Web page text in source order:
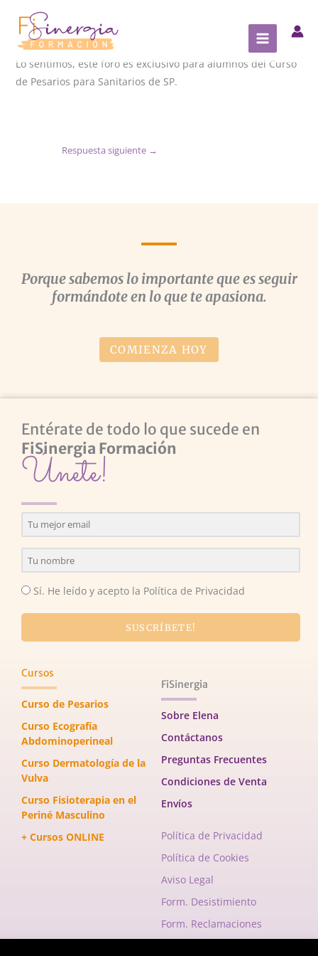
contenido
Lo sentimos, este foro es exclusivo para alumnos del Curso
de Pesarios para Sanitarios de SP.
Respuesta siguiente →
Porque sabemos lo importante que es seguir
formándote en lo que te apasiona.
COMIENZA HOY
Entérate de todo lo que sucede en
FiSinergia Formación
Únete!
Sí. He leído y acepto la Política de Privacidad
SUSCRÍBETE!
Cursos
Curso de Pesarios
Curso Ecografía
Abdominoperineal
Curso Dermatología de la
Vulva
Curso Fisioterapia en el
Periné Masculino
+ Cursos ONLINE
FiSinergia
Sobre Elena
Contáctanos
Preguntas Frecuentes
Condiciones de Venta
Envíos
Política de Privacidad
Política de Cookies
Aviso Legal
Form. Desistimiento
Form. Reclamaciones